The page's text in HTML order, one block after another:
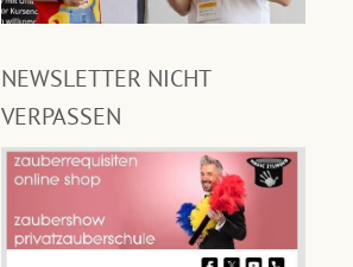
NEWSLETTER NICHT
VERPASSEN